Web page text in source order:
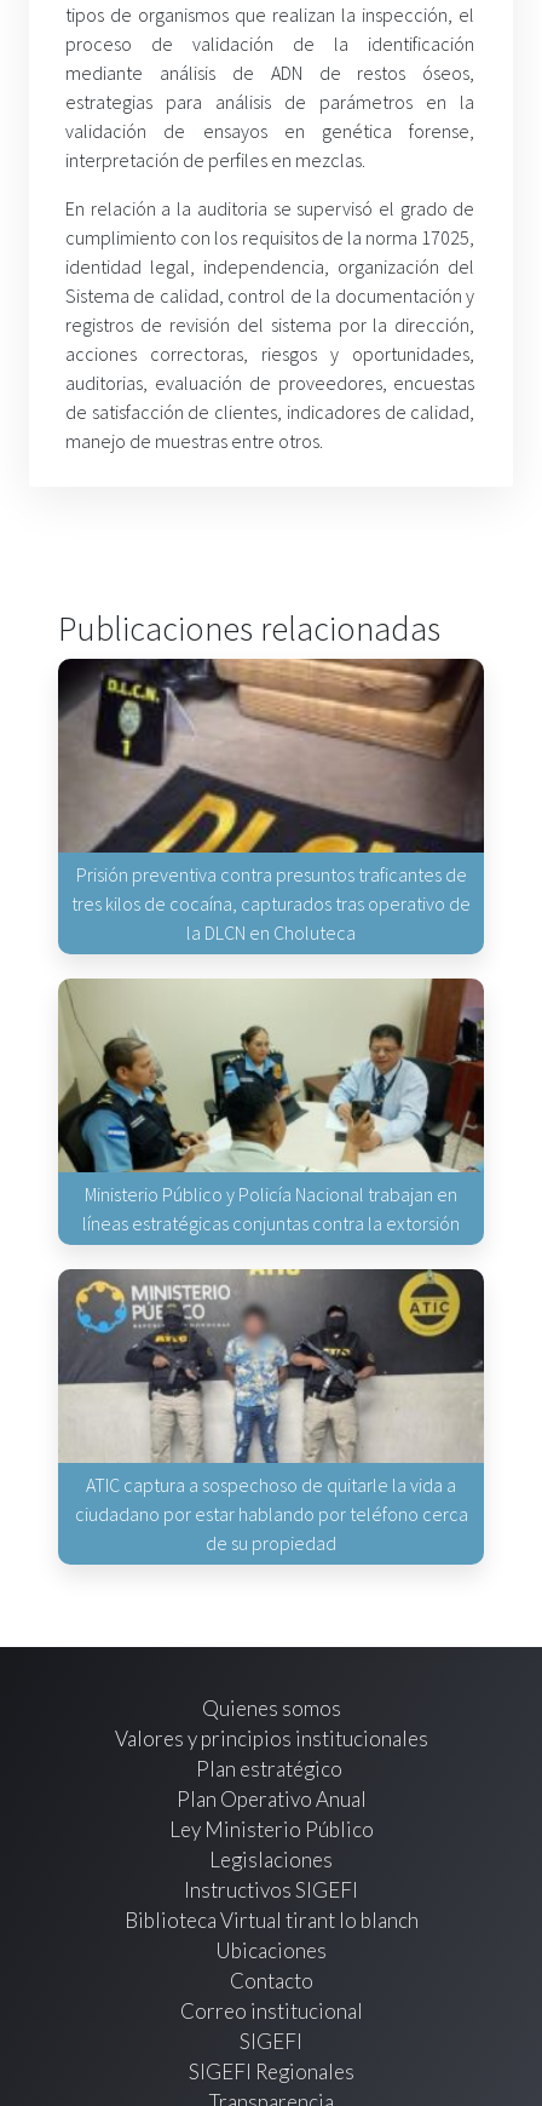
tipos de organismos que realizan la inspección, el
proceso de validación de la identificación
mediante análisis de ADN de restos óseos,
estrategias para análisis de parámetros en la
validación de ensayos en genética forense,
interpretación de perfiles en mezclas.
En relación a la auditoria se supervisó el grado de
cumplimiento con los requisitos de la norma 17025,
identidad legal, independencia, organización del
Sistema de calidad, control de la documentación y
registros de revisión del sistema por la dirección,
acciones correctoras, riesgos y oportunidades,
auditorias, evaluación de proveedores, encuestas
de satisfacción de clientes, indicadores de calidad,
manejo de muestras entre otros.
Publicaciones relacionadas
Prisión preventiva contra presuntos traficantes de
tres kilos de cocaína, capturados tras operativo de
la DLCN en Choluteca
Ministerio Público y Policía Nacional trabajan en
líneas estratégicas conjuntas contra la extorsión
ATIC captura a sospechoso de quitarle la vida a
ciudadano por estar hablando por teléfono cerca
de su propiedad
Quienes somos
Valores y principios institucionales
Plan estratégico
Plan Operativo Anual
Ley Ministerio Público
Legislaciones
Instructivos SIGEFI
Biblioteca Virtual tirant lo blanch
Ubicaciones
Contacto
Correo institucional
SIGEFI
SIGEFI Regionales